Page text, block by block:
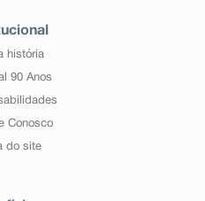
história
90 Anos
Conosco
do site